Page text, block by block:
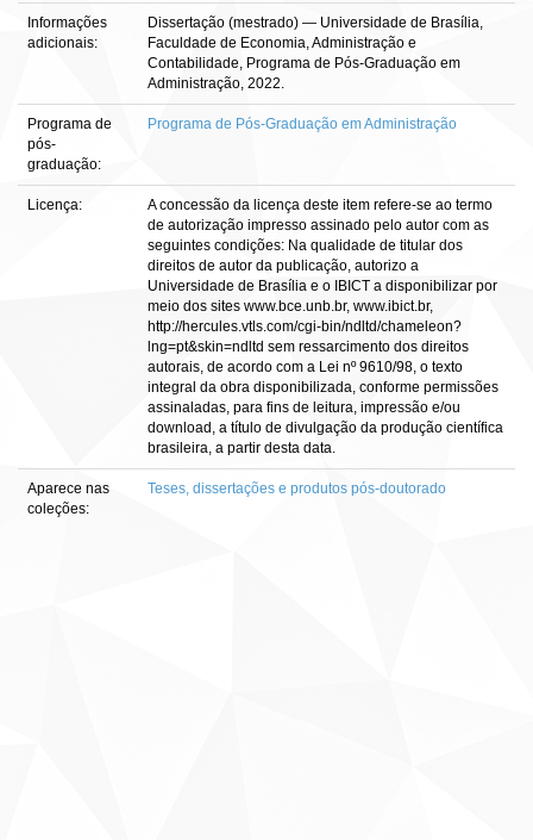
Informações
adicionais:
Dissertação (mestrado) — Universidade de Brasília,
Faculdade de Economia, Administração e
Contabilidade, Programa de Pós-Graduação em
Administração, 2022.
Programa de
pós-
graduação:
Programa de Pós-Graduação em Administração
Licença:
A concessão da licença deste item refere-se ao termo
de autorização impresso assinado pelo autor com as
seguintes condições: Na qualidade de titular dos
direitos de autor da publicação, autorizo a
Universidade de Brasília e o IBICT a disponibilizar por
meio dos sites www.bce.unb.br, www.ibict.br,
http://hercules.vtls.com/cgi-bin/ndltd/chameleon?
lng=pt&skin=ndltd sem ressarcimento dos direitos
autorais, de acordo com a Lei nº 9610/98, o texto
integral da obra disponibilizada, conforme permissões
assinaladas, para fins de leitura, impressão e/ou
download, a título de divulgação da produção científica
brasileira, a partir desta data.
Aparece nas
coleções:
Teses, dissertações e produtos pós-doutorado